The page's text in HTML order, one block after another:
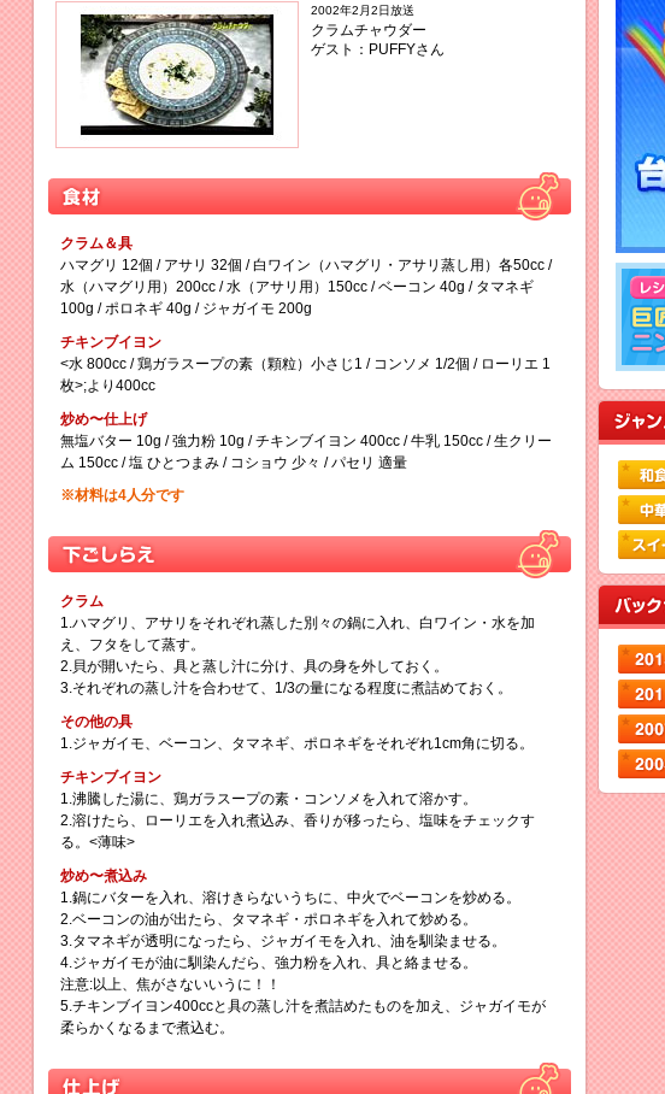
2002年2月2日放送
クラムチャウダー
ゲスト：PUFFYさん
クラム＆具
ハマグリ 12個 / アサリ 32個 / 白ワイン（ハマグリ・アサリ蒸し用）各50cc /
水（ハマグリ用）200cc / 水（アサリ用）150cc / ベーコン 40g / タマネギ
100g / ポロネギ 40g / ジャガイモ 200g
チキンブイヨン
<水 800cc / 鶏ガラスープの素（顆粒）小さじ1 / コンソメ 1/2個 / ローリエ 1
枚>;より400cc
炒め〜仕上げ
無塩バター 10g / 強力粉 10g / チキンブイヨン 400cc / 牛乳 150cc / 生クリー
ム 150cc / 塩 ひとつまみ / コショウ 少々 / パセリ 適量
※材料は4人分です
クラム
1.ハマグリ、アサリをそれぞれ蒸した別々の鍋に入れ、白ワイン・水を加
え、フタをして蒸す。
2.貝が開いたら、具と蒸し汁に分け、具の身を外しておく。
3.それぞれの蒸し汁を合わせて、1/3の量になる程度に煮詰めておく。
その他の具
1.ジャガイモ、ベーコン、タマネギ、ポロネギをそれぞれ1cm角に切る。
チキンブイヨン
1.沸騰した湯に、鶏ガラスープの素・コンソメを入れて溶かす。
2.溶けたら、ローリエを入れ煮込み、香りが移ったら、塩味をチェックす
る。<薄味>
炒め〜煮込み
1.鍋にバターを入れ、溶けきらないうちに、中火でベーコンを炒める。
2.ベーコンの油が出たら、タマネギ・ポロネギを入れて炒める。
3.タマネギが透明になったら、ジャガイモを入れ、油を馴染ませる。
4.ジャガイモが油に馴染んだら、強力粉を入れ、具と絡ませる。
注意:以上、焦がさないいうに！！
5.チキンブイヨン400ccと具の蒸し汁を煮詰めたものを加え、ジャガイモが
柔らかくなるまで煮込む。